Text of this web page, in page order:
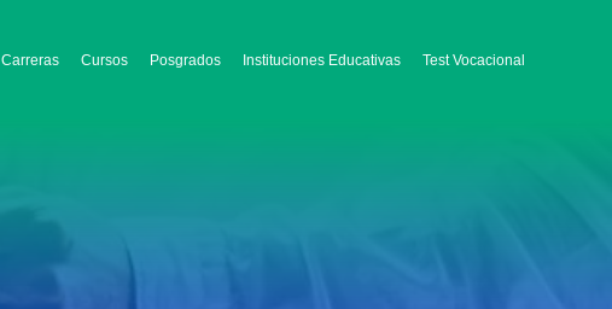
Carreras Cursos Posgrados Instituciones Educativas Test Vocacional